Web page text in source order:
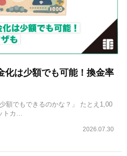
化は少額でも可能！換金率
額でもできるのかな？」 たとえ1,00
トカ…
2026.07.30